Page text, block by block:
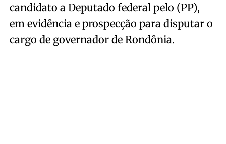
candidato a Deputado federal pelo (PP),
em evidência e prospecção para disputar o
cargo de governador de Rondônia.